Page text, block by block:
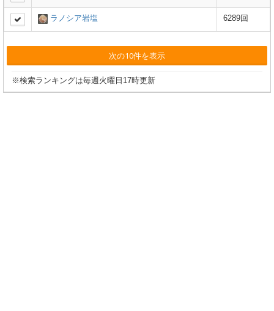
ラノシア岩塩 6289回
次の10件を表示
※検索ランキングは毎週火曜日17時更新